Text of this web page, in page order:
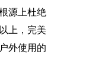
源上杜绝
上，完美
外使用的